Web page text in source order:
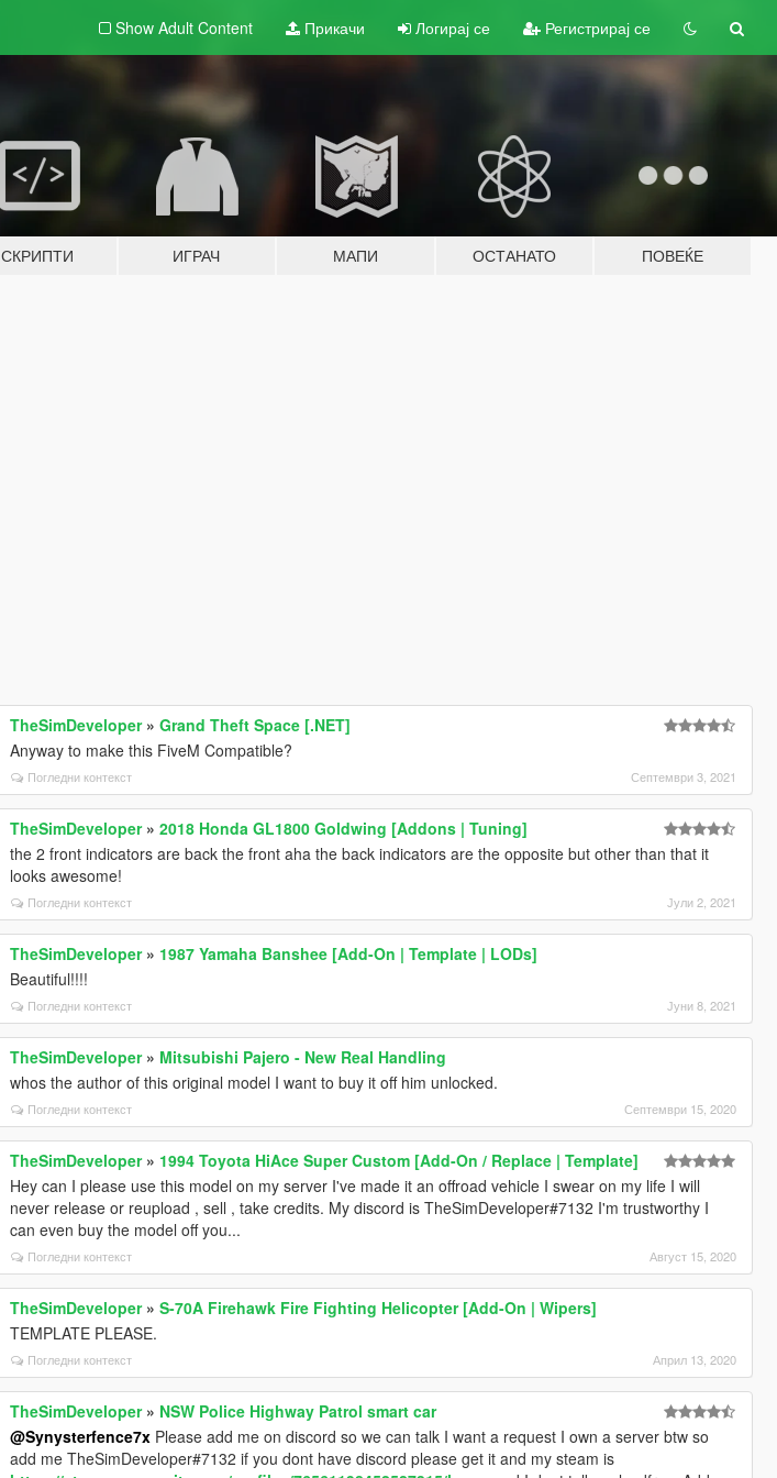
Show Adult Content Прикачи Логирај се Регистрирај се
СКРИПТИ ИГРАЧ МАПИ ОСТАНАТО ПОВЕЌЕ
TheSimDeveloper»Grand Theft Space [.NET]
Anyway to make this FiveM Compatible?
Погледни контекст Септември 3, 2021
TheSimDeveloper»2018 Honda GL1800 Goldwing [Addons | Tuning]
the 2 front indicators are back the front aha the back indicators are the opposite but other than that it
looks awesome!
Погледни контекст Јули 2, 2021
TheSimDeveloper» 1987 Yamaha Banshee [Add-On | Template | LODs]
Beautiful!!!!
Погледни контекст Јуни 8, 2021
TheSimDeveloper» Mitsubishi Pajero - New Real Handling
whos the author of this original model I want to buy it off him unlocked.
Погледни контекст Септември 15, 2020
TheSimDeveloper» 1994 Toyota HiAce Super Custom [Add-On / Replace | Template]
Hey can I please use this model on my server I've made it an offroad vehicle I swear on my life I will
never release or reupload , sell , take credits. My discord is TheSimDeveloper#7132 I'm trustworthy I
can even buy the model off you...
Погледни контекст Август 15, 2020
TheSimDeveloper»S-70A Firehawk Fire Fighting Helicopter [Add-On | Wipers]
TEMPLATE PLEASE.
Погледни контекст Април 13, 2020
TheSimDeveloper» NSW Police Highway Patrol smart car
@Synysterfence7x Please add me on discord so we can talk I want a request I own a server btw so
add me TheSimDeveloper#7132 if you dont have discord please get it and my steam is